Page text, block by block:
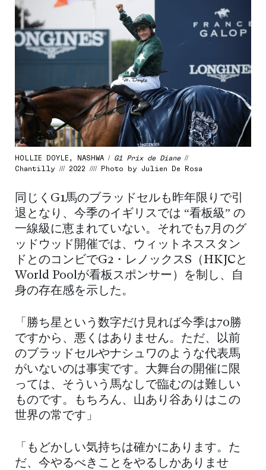
HOLLIE DOYLE, NASHWA / G1 Prix de Diane//
Chantilly /// 2022 //// Photo by Julien De Rosa
同じくG1馬のブラッドセルも昨年限りで引
退となり、今季のイギリスでは “看板級” の
一線級に恵まれていない。それでも7月のグ
ッドウッド開催では、ウィットネススタン
ドとのコンビでG2・レノックスS（HKJCと
World Poolが看板スポンサー）を制し、自
身の存在感を示した。
「勝ち星という数字だけ見れば今季は70勝
ですから、悪くはありません。ただ、以前
のブラッドセルやナシュワのような代表馬
がいないのは事実です。大舞台の開催に限
っては、そういう馬なしで臨むのは難しい
ものです。もちろん、山あり谷ありはこの
世界の常です」
「もどかしい気持ちは確かにあります。た
だ、今やるべきことをやるしかありませ